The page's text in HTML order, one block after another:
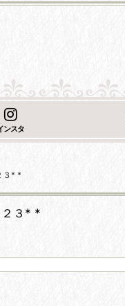
ンスタ
３* *
３* *